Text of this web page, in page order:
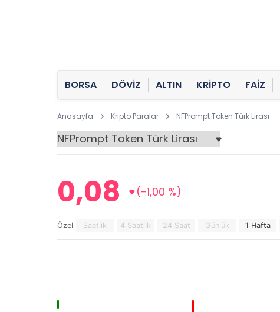
BORSA DÖVİZ ALTIN KRİPTO FAİZ
Anasayfa Kripto Paralar NFPrompt Token Türk Lirası
0,08 (-1,00 %)
Özel Saatlik 4 Saatlik 24 Saat Günlük 1 Hafta